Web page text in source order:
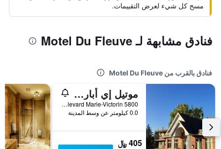
مسح كل شيء لعرض التقييمات.
فنادق مشابهة لـ Motel Du Fleuve
فنادق بالقرب من Motel Du Fleuve
موتيل إي أبارتمنتس دو فليوف
5800 Boulevard Marie-Victorin, بروسارد, QC, كندا
0.0 كيلومتر عن وسط المدينة
405 ﷼